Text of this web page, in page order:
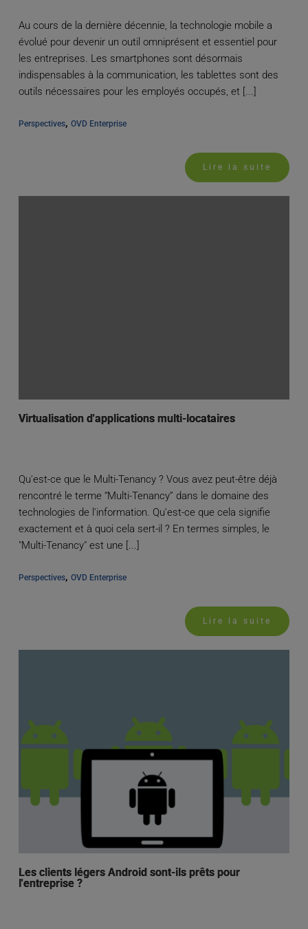
Au cours de la dernière décennie, la technologie mobile a
évolué pour devenir un outil omniprésent et essentiel pour
les entreprises. Les smartphones sont désormais
indispensables à la communication, les tablettes sont des
outils nécessaires pour les employés occupés, et [...]
Perspectives, OVD Enterprise
Lire la suite
Virtualisation d'applications multi-locataires
Qu'est-ce que le Multi-Tenancy ? Vous avez peut-être déjà
rencontré le terme “Multi-Tenancy” dans le domaine des
technologies de l'information. Qu'est-ce que cela signifie
exactement et à quoi cela sert-il ? En termes simples, le
"Multi-Tenancy" est une [...]
Perspectives, OVD Enterprise
Lire la suite
Les clients légers Android sont-ils prêts pour
l'entreprise ?